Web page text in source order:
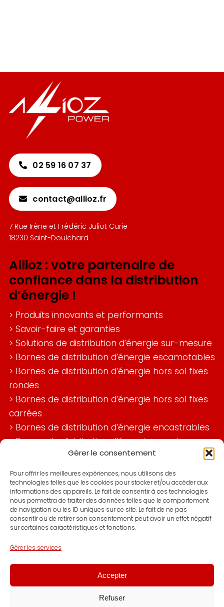
Gérer le consentement
Pour offrir les meilleures expériences, nous utilisons des
technologies telles que les cookies pour stocker et/ou accéder aux
informations des appareils. Le fait de consentir à ces technologies
nous permettra de traiter des données telles que le comportement
de navigation ou les ID uniques sur ce site. Le fait de ne pas
consentir ou de retirer son consentement peut avoir un effet négatif
sur certaines caractéristiques et fonctions.
Gérer les services
Accepter
Refuser
02 59 16 07 37
contact@allioz.fr
7 Rue Irène et Frédéric Juliot Curie
18230 Saint-Doulchard
Allioz : votre partenaire de
confiance dans la distribution
d’énergie !
> Produits innovants et performants
> Savoir-faire et garanties
> Solutions de distribution d’énergie sur-mesure
> Bornes de distribution d’énergie escamotables
> Bornes de distribution d’énergie hors sol fixes
rondes
> Bornes de distribution d’énergie hors sol fixes
carrées
> Bornes de distribution d’énergie encastrables
>Bornes de distribution d’énergie murales
Bornes de distribution d’énergie marché
>Bornes de distribution d’énergie ports et
aéroports
>Bornes de distribution d’énergie industries
>Bornes foraines de distribution d’énergie
>Bornes de distribution d’énergie espaces
>Bornes de distribution d’énergie murales
>Coffret de distribution d’énergie sites
industriels